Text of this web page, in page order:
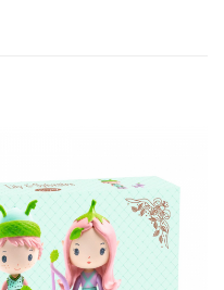
Lisa
soovinimekirja